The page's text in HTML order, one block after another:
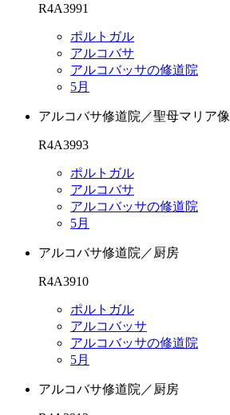
R4A3991
ポルトガル
アルコバサ
アルコバッサの修道院
5月
アルコバサ修道院／聖母マリア像
R4A3993
ポルトガル
アルコバサ
アルコバッサの修道院
5月
アルコバサ修道院／厨房
R4A3910
ポルトガル
アルコバッサ
アルコバッサの修道院
5月
アルコバサ修道院／厨房